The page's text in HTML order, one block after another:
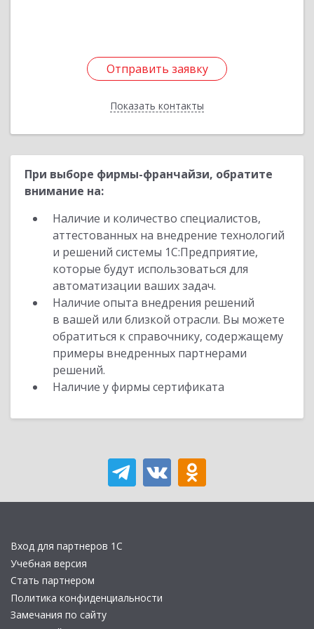
Отправить заявку
Показать контакты
Отправить заявку
Назад
При выборе фирмы-франчайзи, обратите
внимание на:
Наличие и количество специалистов,
аттестованных на внедрение технологий
и решений системы 1С:Предприятие,
которые будут использоваться для
автоматизации ваших задач.
Наличие опыта внедрения решений
в вашей или близкой отрасли. Вы можете
обратиться к справочнику, содержащему
примеры внедренных партнерами
решений.
Наличие у фирмы сертификата
Вход для партнеров 1С
Учебная версия
Стать партнером
Политика конфиденциальности
Замечания по сайту